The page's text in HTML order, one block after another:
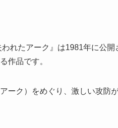
れたアーク』は1981年に公開
作品です。
ーク）をめぐり、激しい攻防